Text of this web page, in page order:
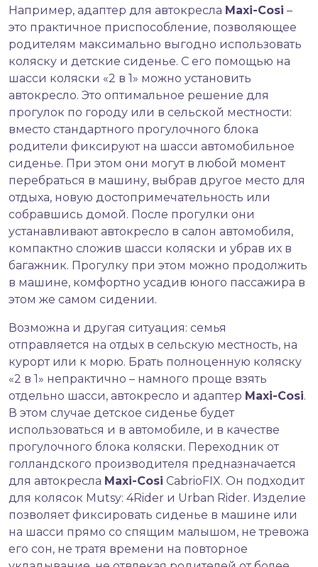
Например, адаптер для автокресла Maxi-Cosi –
это практичное приспособление, позволяющее
родителям максимально выгодно использовать
коляску и детские сиденье. С его помощью на
шасси коляски «2 в 1» можно установить
автокресло. Это оптимальное решение для
прогулок по городу или в сельской местности:
вместо стандартного прогулочного блока
родители фиксируют на шасси автомобильное
сиденье. При этом они могут в любой момент
перебраться в машину, выбрав другое место для
отдыха, новую достопримечательность или
собравшись домой. После прогулки они
устанавливают автокресло в салон автомобиля,
компактно сложив шасси коляски и убрав их в
багажник. Прогулку при этом можно продолжить
в машине, комфортно усадив юного пассажира в
этом же самом сидении.
Возможна и другая ситуация: семья
отправляется на отдых в сельскую местность, на
курорт или к морю. Брать полноценную коляску
«2 в 1» непрактично – намного проще взять
отдельно шасси, автокресло и адаптер Maxi-Cosi.
В этом случае детское сиденье будет
использоваться и в автомобиле, и в качестве
прогулочного блока коляски. Переходник от
голландского производителя предназначается
для автокресла Maxi-Cosi CabrioFIX. Он подходит
для колясок Mutsy: 4Rider и Urban Rider. Изделие
позволяет фиксировать сиденье в машине или
на шасси прямо со спящим малышом, не тревожа
его сон, не тратя времени на повторное